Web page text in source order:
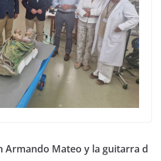
Armando Mateo y la guitarra d